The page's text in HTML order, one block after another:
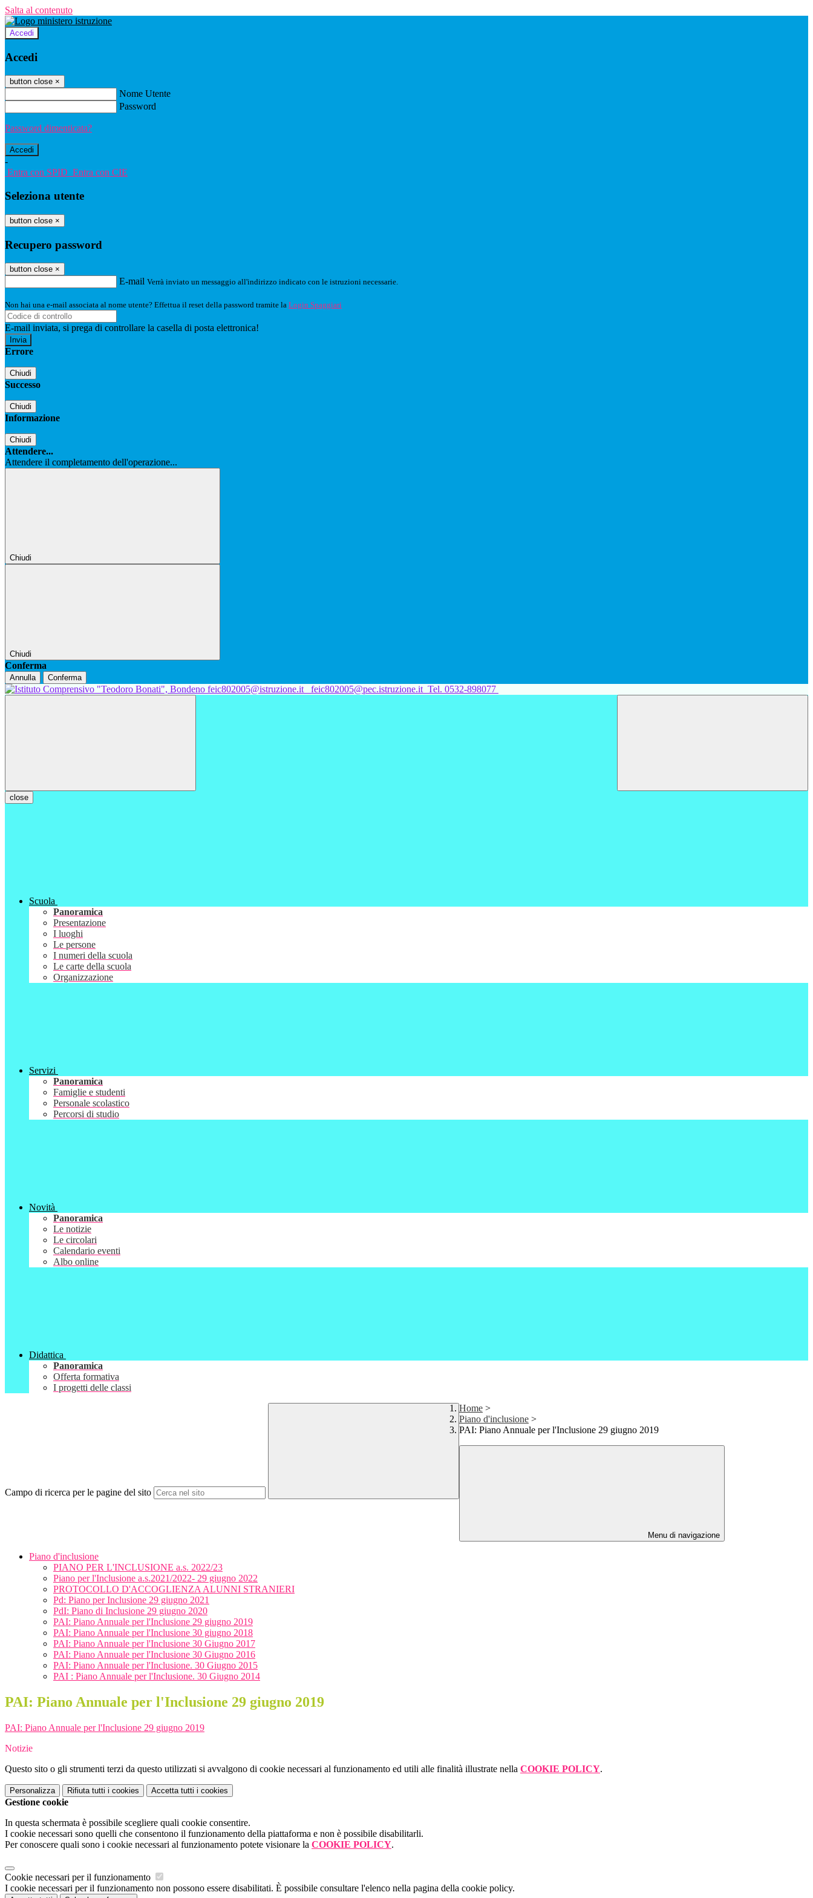
Salta al contenuto
Accedi
Accedi
button close ×
Nome Utente
Password
Password dimenticata?
-
Entra con SPID Entra con CIE
Seleziona utente
button close ×
Recupero password
button close ×
E-mail Verrà inviato un messaggio all'indirizzo indicato con le istruzioni necessarie.
Non hai una e-mail associata al nome utente? Effettua il reset della password tramite la Login Spaggiari
E-mail inviata, si prega di controllare la casella di posta elettronica!
Errore
Chiudi
Successo
Chiudi
Informazione
Chiudi
Attendere...
Attendere il completamento dell'operazione...
Chiudi
Chiudi
Conferma
Annulla Conferma
feic802005@istruzione.it feic802005@pec.istruzione.it Tel. 0532-898077
close
Scuola
Panoramica
Presentazione
I luoghi
Le persone
I numeri della scuola
Le carte della scuola
Organizzazione
Servizi
Panoramica
Famiglie e studenti
Personale scolastico
Percorsi di studio
Novità
Panoramica
Le notizie
Le circolari
Calendario eventi
Albo online
Didattica
Panoramica
Offerta formativa
I progetti delle classi
Campo di ricerca per le pagine del sito
Home >
Piano d'inclusione >
PAI: Piano Annuale per l'Inclusione 29 giugno 2019
Menu di navigazione
Piano d'inclusione
PIANO PER L'INCLUSIONE a.s. 2022/23
Piano per l'Inclusione a.s.2021/2022- 29 giugno 2022
PROTOCOLLO D'ACCOGLIENZA ALUNNI STRANIERI
Pd: Piano per Inclusione 29 giugno 2021
PdI: Piano di Inclusione 29 giugno 2020
PAI: Piano Annuale per l'Inclusione 29 giugno 2019
PAI: Piano Annuale per l'Inclusione 30 giugno 2018
PAI: Piano Annuale per l'Inclusione 30 Giugno 2017
PAI: Piano Annuale per l'Inclusione 30 Giugno 2016
PAI: Piano Annuale per l'Inclusione. 30 Giugno 2015
PAI : Piano Annuale per l'Inclusione. 30 Giugno 2014
PAI: Piano Annuale per l'Inclusione 29 giugno 2019
PAI: Piano Annuale per l'Inclusione 29 giugno 2019
Notizie
Questo sito o gli strumenti terzi da questo utilizzati si avvalgono di cookie necessari al funzionamento ed utili alle finalità illustrate nella COOKIE POLICY.
Personalizza Rifiuta tutti i cookies Accetta tutti i cookies
Gestione cookie
In questa schermata è possibile scegliere quali cookie consentire.
I cookie necessari sono quelli che consentono il funzionamento della piattaforma e non è possibile disabilitarli.
Per conoscere quali sono i cookie necessari al funzionamento potete visionare la COOKIE POLICY.
Cookie necessari per il funzionamento
I cookie necessari per il funzionamento non possono essere disabilitati. È possibile consultare l'elenco nella pagina della cookie policy.